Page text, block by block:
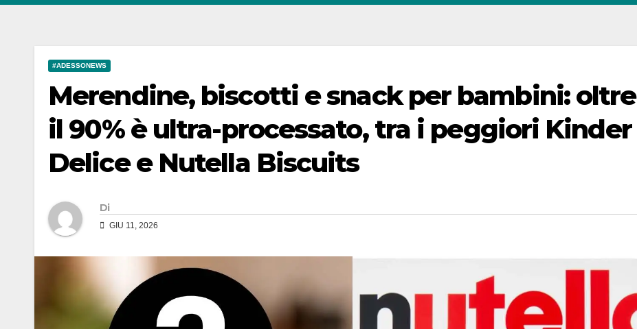
#ADESSONEWS
Merendine, biscotti e snack per bambini: oltre
il 90% è ultra-processato, tra i peggiori Kinder
Delice e Nutella Biscuits
Di
GIU 11, 2026